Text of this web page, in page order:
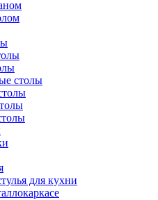
столы
для кухни